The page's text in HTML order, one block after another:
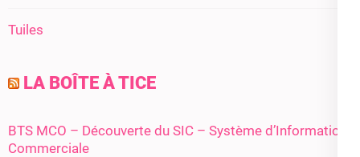
Tuiles
LA BOÎTE À TICE
BTS MCO – Découverte du SIC – Système d’Information
Commerciale